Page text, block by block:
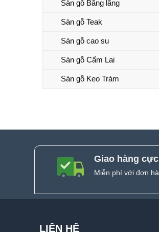
Sàn gỗ Bằng lăng
Sàn gỗ Teak
Sàn gỗ cao su
Sàn gỗ Cẩm Lai
Sàn gỗ Keo Tràm
Giao hàng
Miễn phí với đơn
LIÊN HỆ